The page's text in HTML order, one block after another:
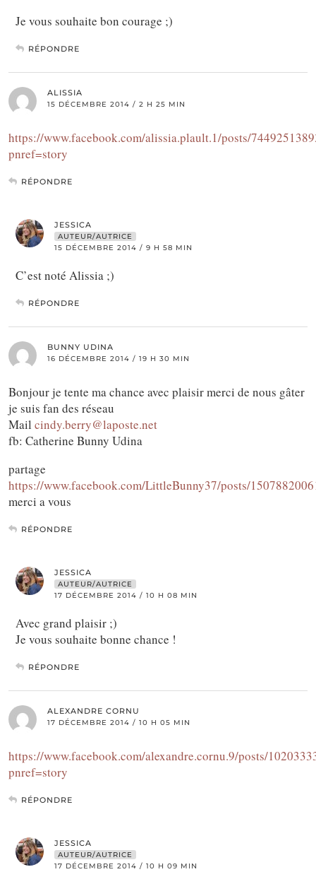
Je vous souhaite bon courage ;)
RÉPONDRE
ALISSIA
15 DÉCEMBRE 2014 / 2 H 25 MIN
https://www.facebook.com/alissia.plault.1/posts/
pnref=story
RÉPONDRE
JESSICA
AUTEUR/AUTRICE
15 DÉCEMBRE 2014 / 9 H 58 MIN
C’est noté Alissia ;)
RÉPONDRE
BUNNY UDINA
16 DÉCEMBRE 2014 / 19 H 30 MIN
Bonjour je tente ma chance avec plaisir merci de nous gâter
je suis fan des réseau
Mail cindy.berry@laposte.net
fb: Catherine Bunny Udina
partage
https://www.facebook.com/LittleBunny37/posts/
merci a vous
RÉPONDRE
JESSICA
AUTEUR/AUTRICE
17 DÉCEMBRE 2014 / 10 H 08 MIN
Avec grand plaisir ;)
Je vous souhaite bonne chance !
RÉPONDRE
ALEXANDRE CORNU
17 DÉCEMBRE 2014 / 10 H 05 MIN
https://www.facebook.com/alexandre.cornu.9/posts/
pnref=story
RÉPONDRE
JESSICA
AUTEUR/AUTRICE
17 DÉCEMBRE 2014 / 10 H 09 MIN